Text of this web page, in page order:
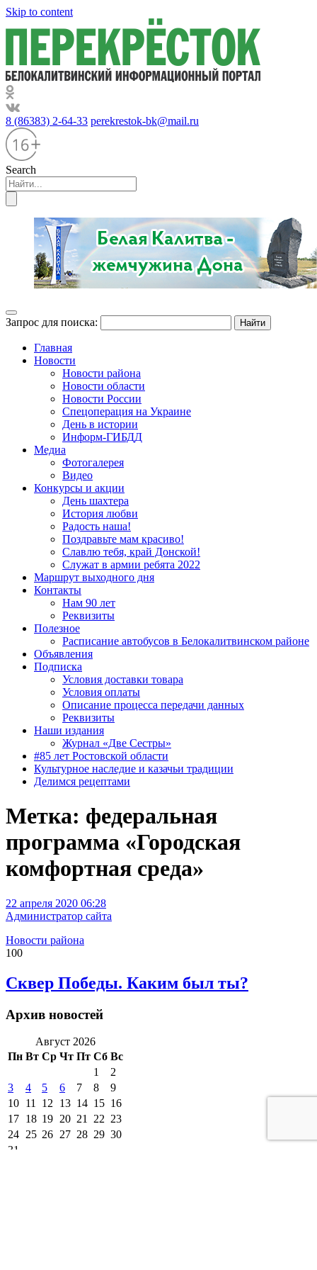
Skip to content
8 (86383) 2-64-33 perekrestok-bk@mail.ru
Search
Запрос для поиска:
Главная
Новости
Новости района
Новости области
Новости России
Спецоперация на Украине
День в истории
Информ-ГИБДД
Медиа
Фотогалерея
Видео
Конкурсы и акции
День шахтера
История любви
Радость наша!
Поздравьте мам красиво!
Славлю тебя, край Донской!
Служат в армии ребята 2022
Маршрут выходного дня
Контакты
Нам 90 лет
Реквизиты
Полезное
Расписание автобусов в Белокалитвинском районе
Объявления
Подписка
Условия доставки товара
Условия оплаты
Описание процесса передачи данных
Реквизиты
Наши издания
Журнал «Две Сестры»
#85 лет Ростовской области
Культурное наследие и казачьи традиции
Делимся рецептами
Метка: федеральная
программа «Городская
комфортная среда»
22 апреля 2020 06:28
Администратор сайта
Новости района
100
Сквер Победы. Каким был ты?
Архив новостей
Август 2026
Пн Вт Ср Чт Пт Сб Вс
1
2
3
4 5 6 7 8
9
10 11 12 13 14 15 16
17 18 19 20 21 22 23
24 25 26 27 28 29 30
31